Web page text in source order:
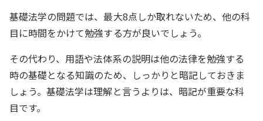
基礎法学の問題では、最大8点しか取れないため、他の科
目に時間をかけて勉強する方が良いでしょう。
その代わり、用語や法体系の説明は他の法律を勉強する
時の基礎となる知識のため、しっかりと暗記しておきま
しょう。基礎法学は理解と言うよりは、暗記が重要な科
目です。